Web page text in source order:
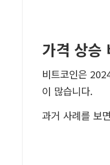
가격 상승
비트코인은
이 많습니다.
과거 사례를 보